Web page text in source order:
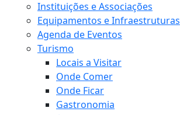
Instituições e Associações
Equipamentos e Infraestruturas
Agenda de Eventos
Turismo
Locais a Visitar
Onde Comer
Onde Ficar
Gastronomia